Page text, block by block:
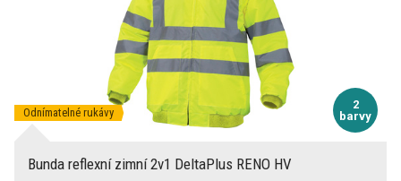
2
barvy
Odnímatelné rukávy
Bunda reflexní zimní 2v1 DeltaPlus RENO HV